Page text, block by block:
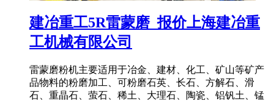
建冶重工5R雷蒙磨_报价上海建冶重
工机械有限公司
雷蒙磨粉机主要适用于冶金、建材、化工、矿山等矿产
品物料的粉磨加工、可粉磨石英、长石、方解石、滑
石、重晶石、萤石、稀土、大理石、陶瓷、铝钒土、锰